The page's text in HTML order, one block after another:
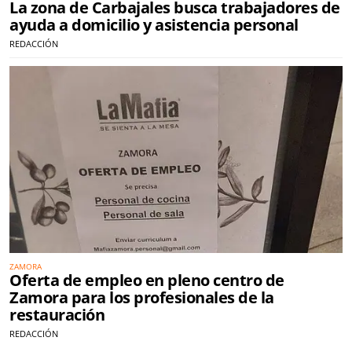
La zona de Carbajales busca trabajadores de
ayuda a domicilio y asistencia personal
REDACCIÓN
ZAMORA
Oferta de empleo en pleno centro de
Zamora para los profesionales de la
restauración
REDACCIÓN